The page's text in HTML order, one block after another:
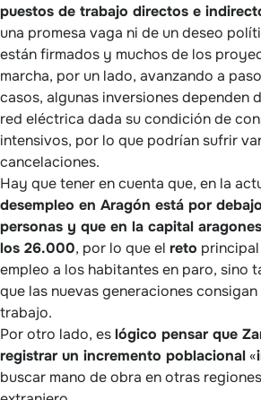
puestos de trabajo directos e
una promesa vaga ni de un deseo
están firmados y muchos de los
marcha, por un lado, avanzando a
casos, algunas inversiones dependen
red eléctrica dada su condición de
intensivos, por lo que podrían sufrir
cancelaciones.
Hay que tener en cuenta que, en la
desempleo en Aragón está por
personas y que en la capital
los 26.000, por lo que el reto
empleo a los habitantes en paro, sino
que las nuevas generaciones
trabajo.
Por otro lado, eslógico pensar que
registrar un incremento poblacional«
buscar mano de obra en otras